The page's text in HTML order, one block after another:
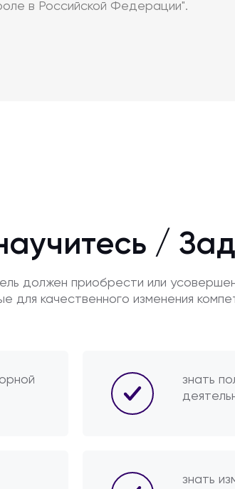
в Российской Федерации".
/
должен приобрести или
для качественного изменения
знать
знать